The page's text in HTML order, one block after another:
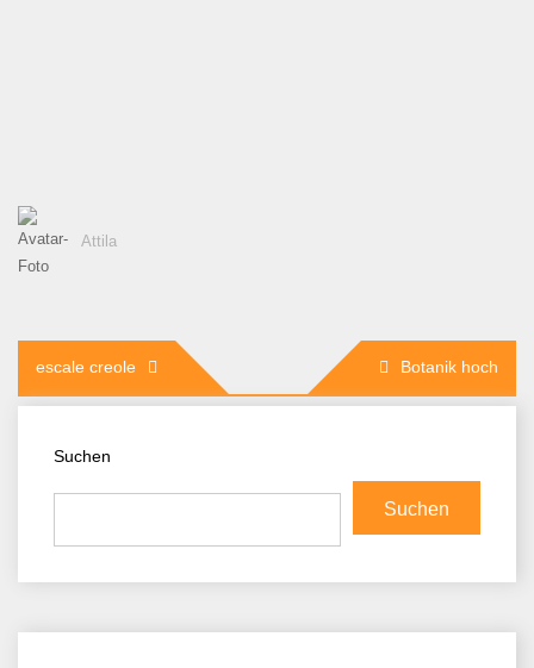
Attila
Beitragsnavigation
escale creole Botanik hoch
Suchen
Suchen